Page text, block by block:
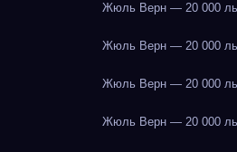
Жюль Верн — 20 000
Жюль Верн — 20 000
Жюль Верн — 20 000
Жюль Верн — 20 000